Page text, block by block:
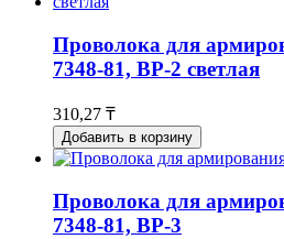
Проволока для
7348-81, ВР-2 светлая
310,27 ₸
Добавить в корзину
Проволока для
7348-81, ВР-3